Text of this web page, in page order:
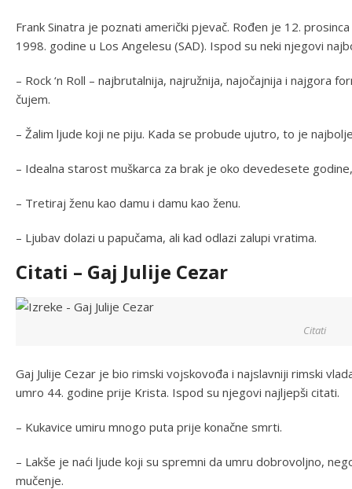
Frank Sinatra je poznati američki pjevač. Rođen je 12.
1998. godine u Los Angelesu (SAD). Ispod su neki njegovi
– Rock ‘n Roll – najbrutalnija, najružnija, najočajnija i najgora
čujem.
– Žalim ljude koji ne piju. Kada se probude ujutro, to je
– Idealna starost muškarca za brak je oko devedesete
– Tretiraj ženu kao damu i damu kao ženu.
– Ljubav dolazi u papučama, ali kad odlazi zalupi vratima.
Citati – Gaj Julije Cezar
Citati
Gaj Julije Cezar je bio rimski vojskovođa i najslavniji rimski
umro 44. godine prije Krista. Ispod su njegovi najljepši citati.
– Kukavice umiru mnogo puta prije konačne smrti.
– Lakše je naći ljude koji su spremni da umru dobrovoljno,
mučenje.